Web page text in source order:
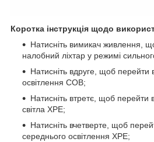
Коротка інструкція щодо
Натисніть вимикач живлення,
налобний ліхтар у режимі
Натисніть вдруге, щоб
освітлення COB;
Натисніть втретє, щоб перейти
світла XPE;
Натисніть вчетверте, щоб
середнього освітлення XPE;